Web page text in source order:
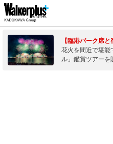
【臨港パーク席と
花火を間近で堪能
ル」鑑賞ツアーを